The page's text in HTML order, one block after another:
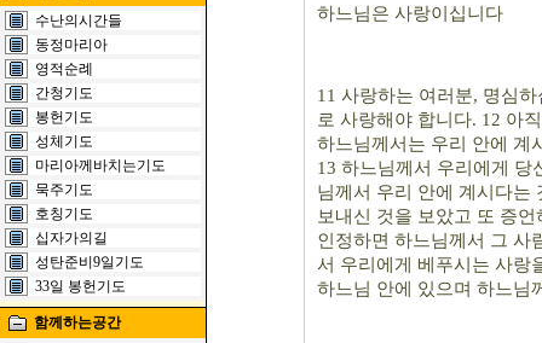
수난의시간들
동정마리아
영적순례
간청기도
봉헌기도
성체기도
마리아께바치는기도
묵주기도
호칭기도
십자가의길
성탄준비9일기도
33일 봉헌기도
함께하는공간
하느님은 사랑이십니다
11 사랑하는 여러분, 명심
로 사랑해야 합니다. 12 아
하느님께서는 우리 안에 계
13 하느님께서 우리에게 당
님께서 우리 안에 계시다는
보내신 것을 보았고 또 증
인정하면 하느님께서 그 사
서 우리에게 베푸시는 사랑
하느님 안에 있으며 하느님